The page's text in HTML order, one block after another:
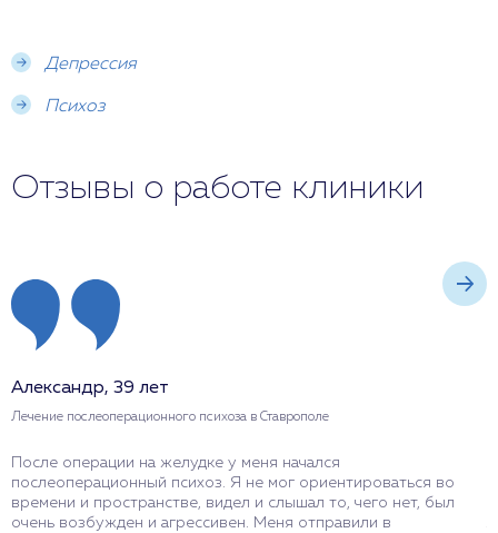
Депрессия
Психоз
Отзывы о работе клиники
Александр, 39 лет
Лечение послеоперационного психоза в Ставрополе
После операции на желудке у меня начался
послеоперационный психоз. Я не мог ориентироваться во
времени и пространстве, видел и слышал то, чего нет, был
очень возбужден и агрессивен. Меня отправили в